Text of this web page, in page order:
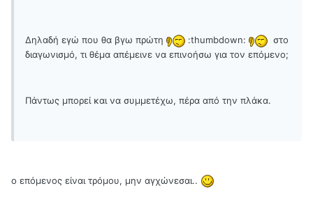
Δηλαδή εγώ που θα βγω πρώτη :thumbdown:
στο
διαγωνισμό, τι θέμα απέμεινε να επινοήσω για τον επόμενο;
Πάντως μπορεί και να συμμετέχω, πέρα από την πλάκα.
ο επόμενος είναι τρόμου, μην αγχώνεσαι..